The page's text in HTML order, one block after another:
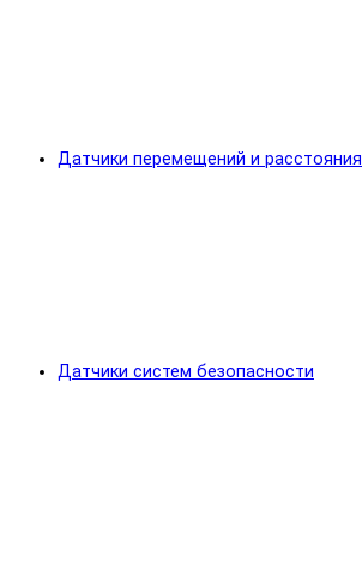
Датчики перемещений и расстояния
Датчики систем безопасности